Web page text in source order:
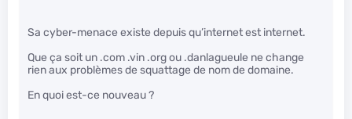
Sa cyber-menace existe depuis qu’internet est internet.
Que ça soit un .com .vin .org ou .danlagueule ne change
rien aux problèmes de squattage de nom de domaine.
En quoi est-ce nouveau ?